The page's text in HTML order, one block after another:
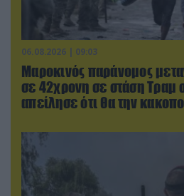
06.08.2026 | 09:03
Μαροκινός παράνομος
σε 42χρονη σε στάση Τραμ
απείλησε ότι θα την